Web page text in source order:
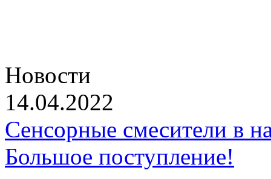
Новости
14.04.2022
Сенсорные смесители в
Большое поступление!